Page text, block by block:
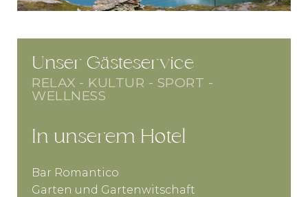
Unser Gästeservice
RELAX - KULTUR - SPORT -
WELLNESS
In unserem Hotel
Bar Romantico
Garten und Gartenwitschaft